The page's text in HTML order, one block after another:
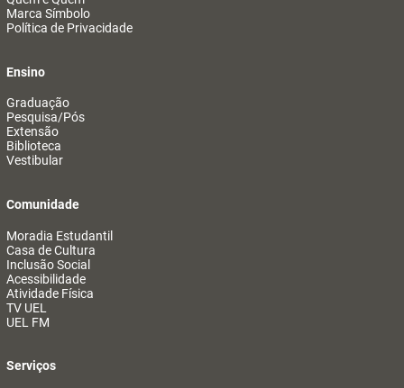
Marca Símbolo
Política de Privacidade
Ensino
Graduação
Pesquisa/Pós
Extensão
Biblioteca
Vestibular
Comunidade
Moradia Estudantil
Casa de Cultura
Inclusão Social
Acessibilidade
Atividade Física
TV UEL
UEL FM
Serviços